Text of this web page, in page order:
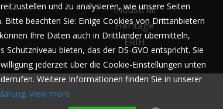
Industrial
Heritage
ERIH
und zu analysieren, wie unsere Seiten
Bitte beachten Sie: Einige Cookies von Drittanbietern
Ihre Daten auch in Drittländer übermitteln,
Schutzniveau bieten, das der DS-GVO entspricht. Sie
jederzeit über die Cookie-Einstellungen unten
Weitere Informationen finden Sie in unserer
. View more